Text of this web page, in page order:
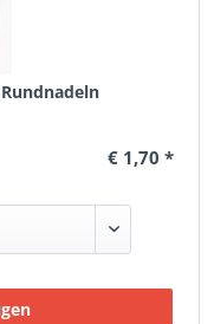
€ 1,70 *